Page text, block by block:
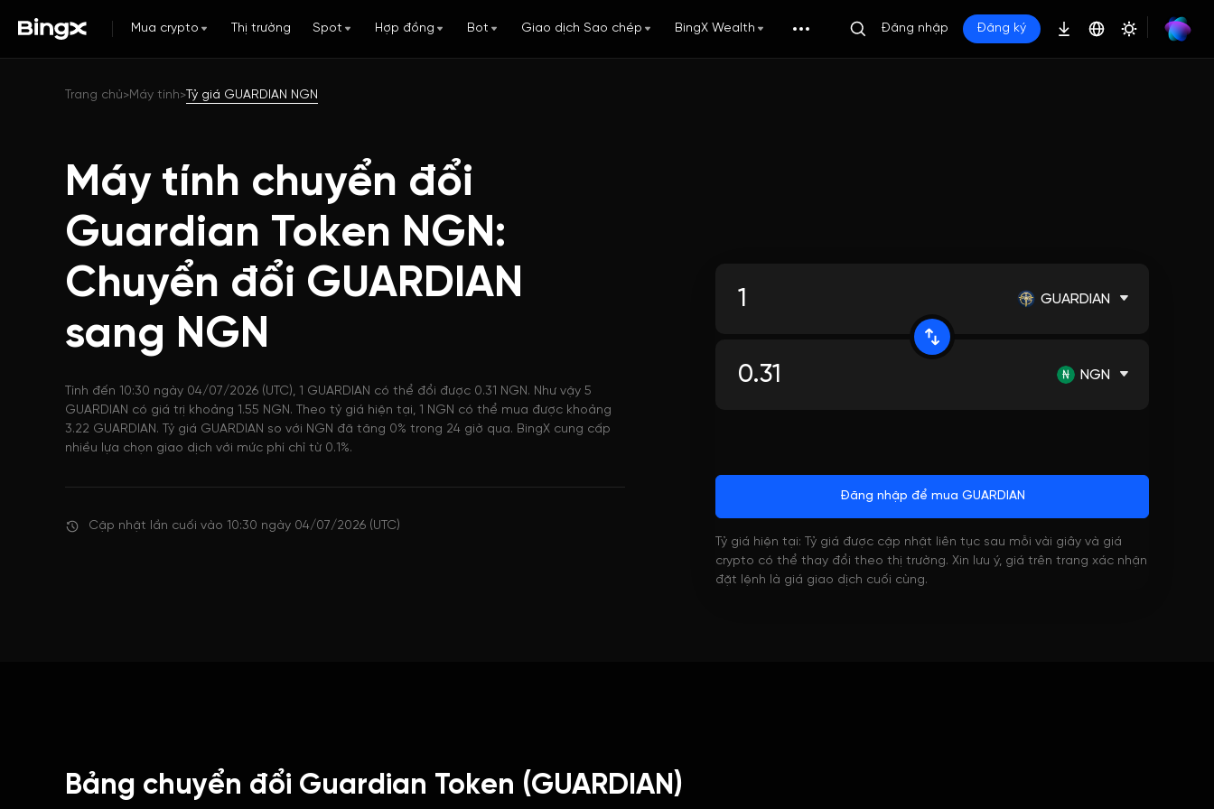
Mua crypto Thị trường Spot Hợp đồng Bot Giao dịch Sao chép BingX Wealth Đăng nhập Đăng ký
Trang chủ>Máy tính> Tỷ giá GUARDIAN NGN
Máy tính chuyển đổi
Guardian Token NGN:
Chuyển đổi GUARDIAN
sang NGN
Tính đến 10:30 ngày 04/07/2026 (UTC), 1 GUARDIAN có thể đổi được 0.31 NGN. Như vậy 5
GUARDIAN có giá trị khoảng 1.55 NGN. Theo tỷ giá hiện tại, 1 NGN có thể mua được khoảng
3.22 GUARDIAN. Tỷ giá GUARDIAN so với NGN đã tăng 0% trong 24 giờ qua. BingX cung cấp
nhiều lựa chọn giao dịch với mức phí chỉ từ 0.1%.
Cập nhật lần cuối vào 10:30 ngày 04/07/2026 (UTC)
GUARDIAN
NGN
Đăng nhập để mua GUARDIAN
Tỷ giá hiện tại: Tỷ giá được cập nhật liên tục sau mỗi vài giây và giá
crypto có thể thay đổi theo thị trường. Xin lưu ý, giá trên trang xác nhận
đặt lệnh là giá giao dịch cuối cùng.
Bảng chuyển đổi Guardian Token (GUARDIAN)